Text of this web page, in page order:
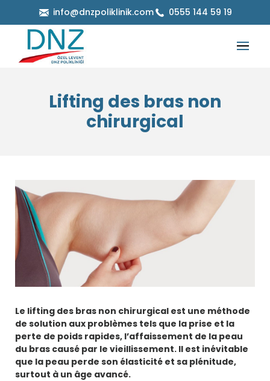
info@dnzpoliklinik.com 0555 144 59 19
Lifting des bras non
chirurgical
Le lifting des bras non chirurgical est une méthode
de solution aux problèmes tels que la prise et la
perte de poids rapides, l’affaissement de la peau
du bras causé par le vieillissement. Il est inévitable
que la peau perde son élasticité et sa plénitude,
surtout à un âge avancé.